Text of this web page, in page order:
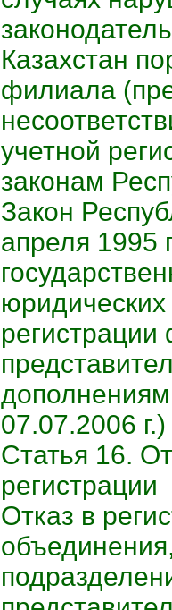
Казахстан
филиала
учетной
законам
Закон
апреля
07.07.2006 г.)
Статья 16.
регистрации
Отказ в